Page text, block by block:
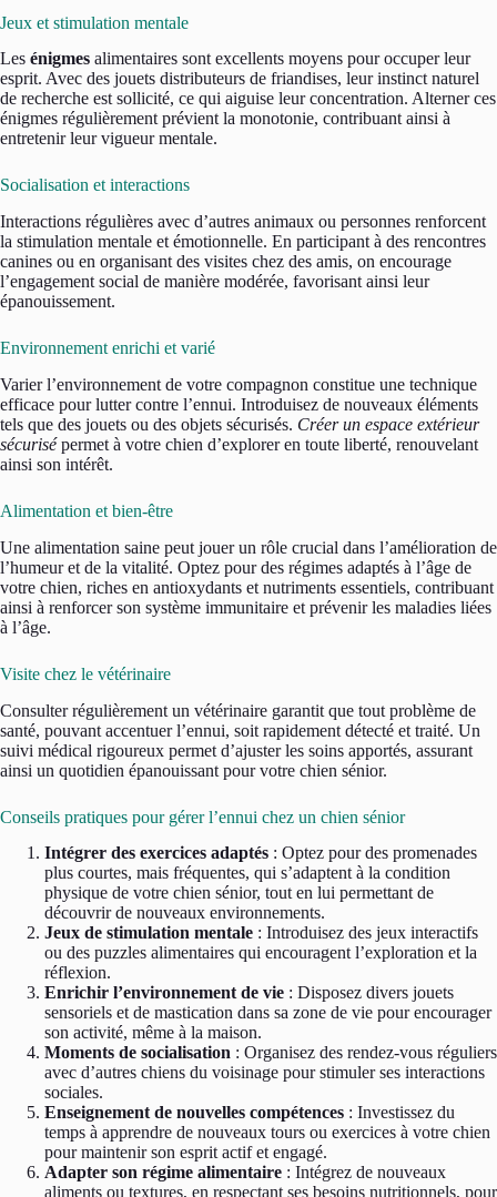
Jeux et stimulation mentale
Les énigmes alimentaires sont excellents moyens pour occuper leur
esprit. Avec des jouets distributeurs de friandises, leur instinct naturel
de recherche est sollicité, ce qui aiguise leur concentration. Alterner ces
énigmes régulièrement prévient la monotonie, contribuant ainsi à
entretenir leur vigueur mentale.
Socialisation et interactions
Interactions régulières avec d’autres animaux ou personnes renforcent
la stimulation mentale et émotionnelle. En participant à des rencontres
canines ou en organisant des visites chez des amis, on encourage
l’engagement social de manière modérée, favorisant ainsi leur
épanouissement.
Environnement enrichi et varié
Varier l’environnement de votre compagnon constitue une technique
efficace pour lutter contre l’ennui. Introduisez de nouveaux éléments
tels que des jouets ou des objets sécurisés. Créer un espace extérieur
sécurisépermet à votre chien d’explorer en toute liberté, renouvelant
ainsi son intérêt.
Alimentation et bien-être
Une alimentation saine peut jouer un rôle crucial dans l’amélioration de
l’humeur et de la vitalité. Optez pour des régimes adaptés à l’âge de
votre chien, riches en antioxydants et nutriments essentiels, contribuant
ainsi à renforcer son système immunitaire et prévenir les maladies liées
à l’âge.
Visite chez le vétérinaire
Consulter régulièrement un vétérinaire garantit que tout problème de
santé, pouvant accentuer l’ennui, soit rapidement détecté et traité. Un
suivi médical rigoureux permet d’ajuster les soins apportés, assurant
ainsi un quotidien épanouissant pour votre chien sénior.
Conseils pratiques pour gérer l’ennui chez un chien sénior
Intégrer des exercices adaptés : Optez pour des promenades
plus courtes, mais fréquentes, qui s’adaptent à la condition
physique de votre chien sénior, tout en lui permettant de
découvrir de nouveaux environnements.
Jeux de stimulation mentale : Introduisez des jeux interactifs
ou des puzzles alimentaires qui encouragent l’exploration et la
réflexion.
Enrichir l’environnement de vie : Disposez divers jouets
sensoriels et de mastication dans sa zone de vie pour encourager
son activité, même à la maison.
Moments de socialisation : Organisez des rendez-vous réguliers
avec d’autres chiens du voisinage pour stimuler ses interactions
sociales.
Enseignement de nouvelles compétences : Investissez du
temps à apprendre de nouveaux tours ou exercices à votre chien
pour maintenir son esprit actif et engagé.
Adapter son régime alimentaire : Intégrez de nouveaux
aliments ou textures, en respectant ses besoins nutritionnels, pour